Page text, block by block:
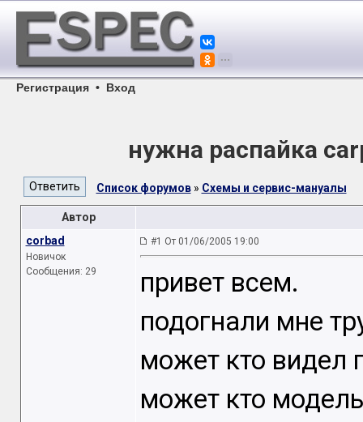
Регистрация • Вход
нужна распайка
Список форумов» Схемы и сервис-мануалы
Автор
corbad
Новичок
Сообщения: 29
#1 От 01/06/2005 19:00
привет всем.
подогнали мне
может кто видел
может кто